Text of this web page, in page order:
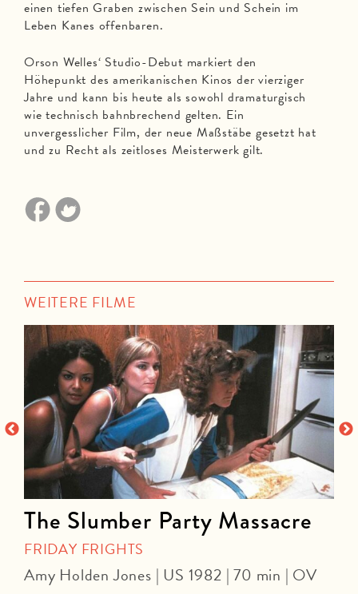
einen tiefen Graben zwischen Sein und Schein im
Leben Kanes offenbaren.
Orson Welles‘ Studio-Debut markiert den
Höhepunkt des amerikanischen Kinos der vierziger
Jahre und kann bis heute als sowohl dramaturgisch
wie technisch bahnbrechend gelten. Ein
unvergesslicher Film, der neue Maßstäbe gesetzt hat
und zu Recht als zeitloses Meisterwerk gilt.
WEITERE FILME
The Slumber Party Massacre
FRIDAY FRIGHTS
Amy Holden Jones | US 1982 | 70 min | OV